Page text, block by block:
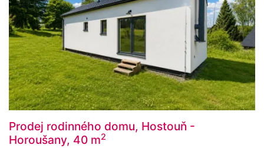
Prodej rodinného domu, Hostouň -
Horoušany, 40 m2